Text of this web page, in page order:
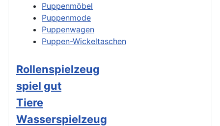
Puppenmöbel
Puppenmode
Puppenwagen
Puppen-Wickeltaschen
Rollenspielzeug
spiel gut
Tiere
Wasserspielzeug